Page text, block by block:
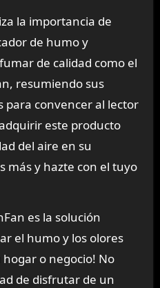
la importancia de
de humo y
de calidad como el
resumiendo sus
para convencer al lector
este producto
del aire en su
más y hazte con el tuyo
es la solución
el humo y los olores
o negocio! No
de disfrutar de un